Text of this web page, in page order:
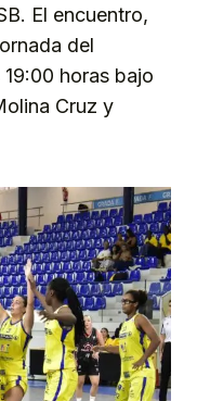
El encuentro,
del
horas bajo
Cruz y